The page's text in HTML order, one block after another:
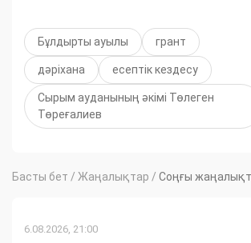
Бұлдырты ауылы грант
дәріхана есептік кездесу
Сырым ауданының әкімі Төлеген
Төреғалиев
Басты бет / Жаңалықтар / Соңғы
6.08.2026, 21:00